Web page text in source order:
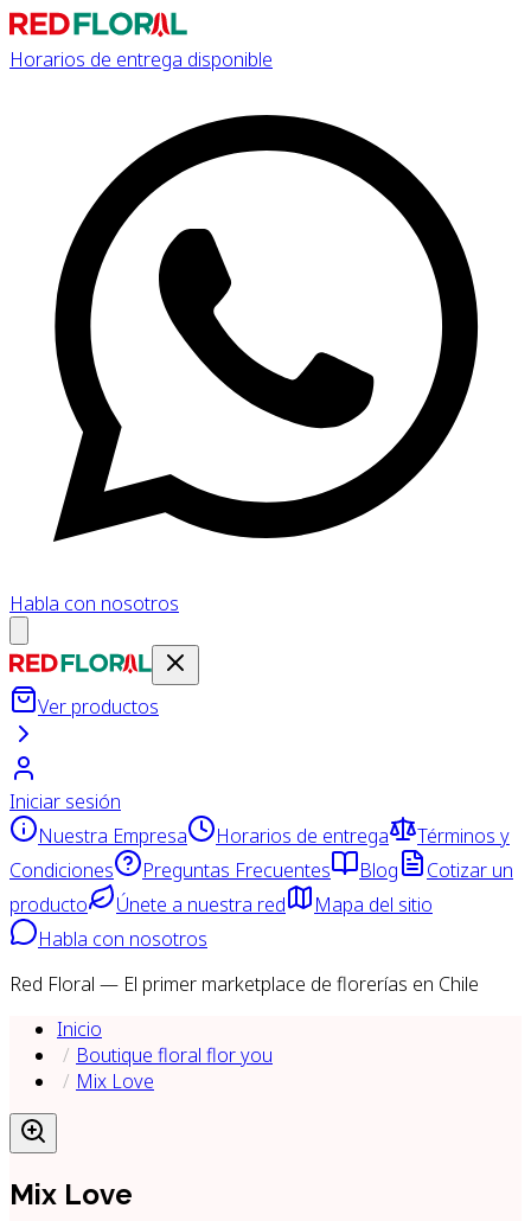
Horarios de entrega disponible
Habla con nosotros
Ver productos
Iniciar sesión
Nuestra Empresa
Horarios de entrega
Términos y
Condiciones
Preguntas Frecuentes Blog
Cotizar un
producto
Únete a nuestra red
Mapa del sitio
Habla con nosotros
Red Floral — El primer marketplace de florerías en Chile
Inicio
Boutique floral flor you
Mix Love
Mix Love